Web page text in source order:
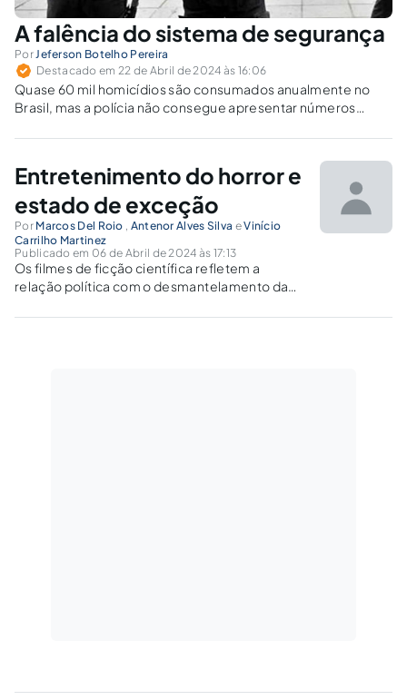
A falência do sistema de segurança
PorJeferson Botelho Pereira
Destacado em 22 de Abril de 2024 às 16:06
Quase 60 mil homicídios são consumados anualmente no
Brasil, mas a polícia não consegue apresentar números
Entretenimento do horror e
estado de exceção
Por Marcos Del Roio , Antenor Alves Silva eVinício
Carrilho Martinez
Publicado em 06 de Abril de 2024 às 17:13
Os filmes de ficção científica refletem a
relação política com o desmantelamento da
fascismo e cinismo.